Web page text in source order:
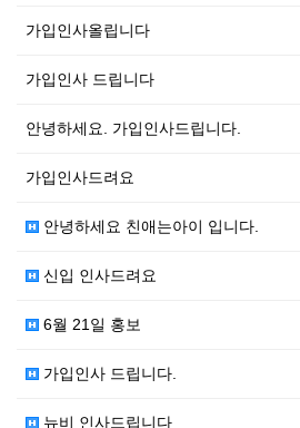
가입인사올립니다
가입인사 드립니다
안녕하세요. 가입인사드립니다.
가입인사드려요
안녕하세요 친애는아이 입니다.
신입 인사드려요
6월 21일 홍보
가입인사 드립니다.
뉴비 인사드립니다